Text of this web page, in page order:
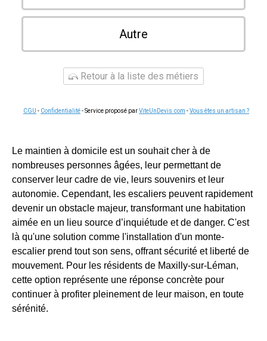
Autre
Retour à la liste des métiers
CGU - Confidentialité- Service proposé parViteUnDevis.com -Vous êtes un artisan ?
Le maintien à domicile est un souhait cher à de
nombreuses personnes âgées, leur permettant de
conserver leur cadre de vie, leurs souvenirs et leur
autonomie. Cependant, les escaliers peuvent rapidement
devenir un obstacle majeur, transformant une habitation
aimée en un lieu source d’inquiétude et de danger. C'est
là qu'une solution comme l'installation d'un monte-
escalier prend tout son sens, offrant sécurité et liberté de
mouvement. Pour les résidents de Maxilly-sur-Léman,
cette option représente une réponse concrète pour
continuer à profiter pleinement de leur maison, en toute
sérénité.